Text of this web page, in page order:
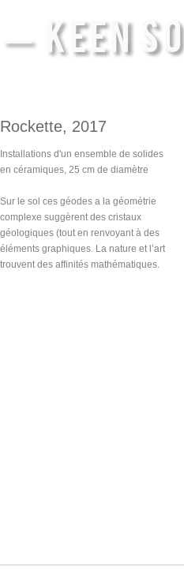
— KEEN
Rockette, 2017
Installations d'un ensemble de solides
en céramiques, 25 cm de diamètre
Sur le sol ces géodes a la géométrie
complexe suggèrent des cristaux
géologiques (tout en renvoyant à des
éléments graphiques. La nature et l’art
trouvent des affinités mathématiques.